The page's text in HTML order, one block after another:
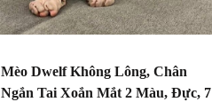
Mèo Dwelf Không Lông, Chân
Ngắn Tai Xoắn Mắt 2 Màu, Đực, 7